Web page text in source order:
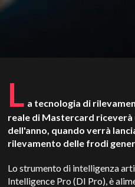
L a tecnologia di
reale di Mastercard riceverà
dell'anno, quando verrà
rilevamento delle frodi
Lo strumento di intelligenza
Intelligence Pro (DI Pro), è